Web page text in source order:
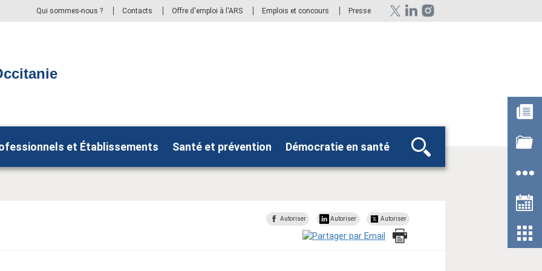
Qui sommes-nous ? Contacts Offre d'emploi à l'ARS Emplois et concours Presse
et Établissements Santé et prévention Démocratie en santé
Rechercher
Autoriser Autoriser Autoriser